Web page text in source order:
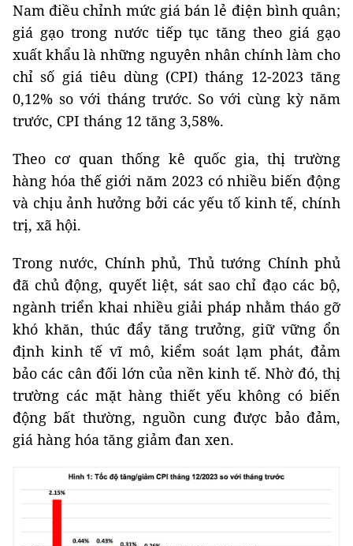
Nam điều chỉnh mức giá bán lẻ điện bình quân;
giá gạo trong nước tiếp tục tăng theo giá gạo
xuất khẩu là những nguyên nhân chính làm cho
chỉ số giá tiêu dùng (CPI) tháng 12-2023 tăng
0,12% so với tháng trước. So với cùng kỳ năm
trước, CPI tháng 12 tăng 3,58%.
Theo cơ quan thống kê quốc gia, thị trường
hàng hóa thế giới năm 2023 có nhiều biến động
và chịu ảnh hưởng bởi các yếu tố kinh tế, chính
trị, xã hội.
Trong nước, Chính phủ, Thủ tướng Chính phủ
đã chủ động, quyết liệt, sát sao chỉ đạo các bộ,
ngành triển khai nhiều giải pháp nhằm tháo gỡ
khó khăn, thúc đẩy tăng trưởng, giữ vững ổn
định kinh tế vĩ mô, kiểm soát lạm phát, đảm
bảo các cân đối lớn của nền kinh tế. Nhờ đó, thị
trường các mặt hàng thiết yếu không có biến
động bất thường, nguồn cung được bảo đảm,
giá hàng hóa tăng giảm đan xen.